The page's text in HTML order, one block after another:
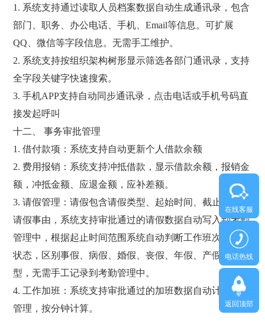
在线客服
电话热线
返回顶部
1. 系统支持通过读取人员档案数据自动生成通讯录，包含
部门、职务、办公电话、手机、Email等信息。可扩展
QQ、微信等字段信息。无需手工维护。
2. 系统支持按组织架构树形显示筛选各部门通讯录，支持
全字段关键字快速搜索。
3. 手机APP支持自动同步通讯录，点击电话或手机号码直
接发起呼叫
十二、 事务审批管理
1. 借付款项：系统支持自动更新个人借款余额
2. 费用报销：系统支持冲抵借款，显示借款余额，报销金
额，冲抵金额、应退金额，应补差额。
3. 请假管理：请假包含请假类型、起始时间、截止时间、
请假事由，系统支持审批通过的请假数据自动写入到考勤
管理中，根据起止时间范围系统自动判断工作班次的出勤
状态，区别事假、病假、婚假、丧假、年假、产假等类
型，无需手工记录到考勤管理中。
4. 工作加班：系统支持审批通过的加班数据自动计入考勤
管理，按分钟计算。